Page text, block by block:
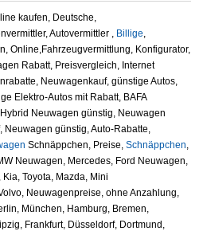
kaufen, Deutsche,
Autovermittler , Billige,
Online,Fahrzeugvermittlung, Konfigurator,
Rabatt, Preisvergleich, Internet
Neuwagenkauf, günstige Autos,
Elektro-Autos mit Rabatt, BAFA
Neuwagen günstig, Neuwagen
Neuwagen günstig, Auto-Rabatte,
Schnäppchen, Preise, Schnäppchen,
Neuwagen, Mercedes, Ford Neuwagen,
Toyota, Mazda, Mini
Neuwagenpreise, ohne Anzahlung,
München, Hamburg, Bremen,
Frankfurt, Düsseldorf, Dortmund,